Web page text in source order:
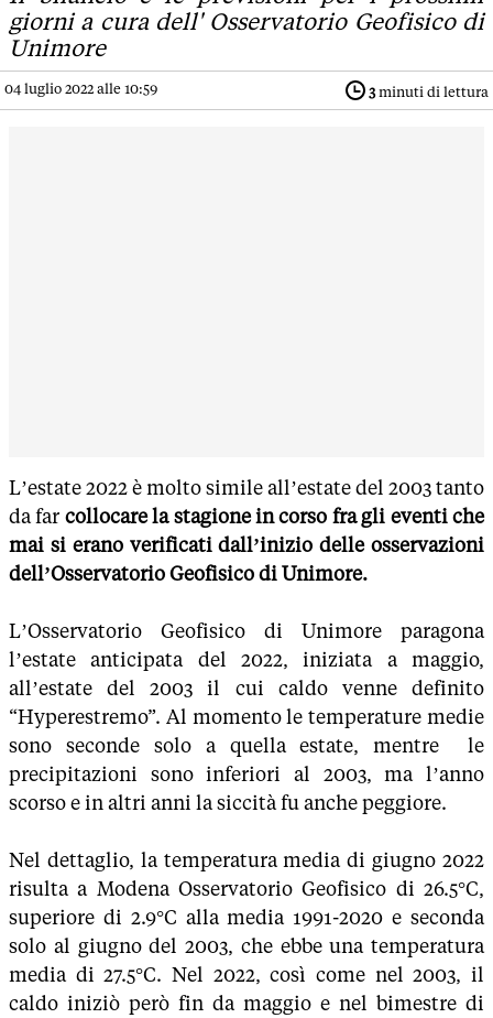
giorni a cura dell' Osservatorio Geofisico di
Unimore
04 luglio 2022 alle 10:59 3minuti di lettura
L’estate 2022 è molto simile all’estate del 2003 tanto
da far collocare la stagione in corso fra gli eventi che
mai si erano verificati dall’inizio delle osservazioni
dell’Osservatorio Geofisico di Unimore.
L’Osservatorio Geofisico di Unimore paragona
l’estate anticipata del 2022, iniziata a maggio,
all’estate del 2003 il cui caldo venne definito
“Hyperestremo”. Al momento le temperature medie
sono seconde solo a quella estate, mentre le
precipitazioni sono inferiori al 2003, ma l’anno
scorso e in altri anni la siccità fu anche peggiore.
Nel dettaglio, la temperatura media di giugno 2022
risulta a Modena Osservatorio Geofisico di 26.5°C,
superiore di 2.9°C alla media 1991-2020 e seconda
solo al giugno del 2003, che ebbe una temperatura
media di 27.5°C. Nel 2022, così come nel 2003, il
caldo iniziò però fin da maggio e nel bimestre di